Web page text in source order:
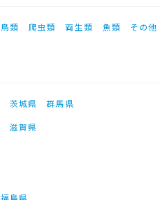
鳥類 爬虫類 両生類 魚類 その他
茨城県
群馬県
滋賀県
福島県